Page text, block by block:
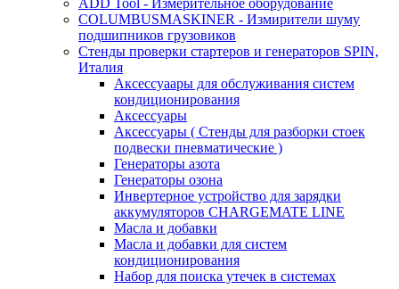
ADD Tool - Измерительное оборудование
COLUMBUSMASKINER - Измирители шуму
подшипников грузовиков
Стенды проверки стартеров и генераторов SPIN,
Италия
Аксессуаары для обслуживания систем
кондиционирования
Аксессуары
Аксессуары ( Стенды для разборки стоек
подвески пневматические )
Генераторы азота
Генераторы озона
Инвертерное устройство для зарядки
аккумуляторов CHARGEMATE LINE
Масла и добавки
Масла и добавки для систем
кондиционирования
Набор для поиска утечек в системах